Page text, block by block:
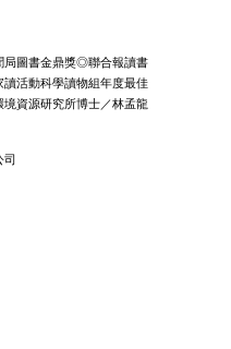
圖書金鼎獎◎聯合報讀書
活動科學讀物組年度最佳
資源研究所博士／林孟龍